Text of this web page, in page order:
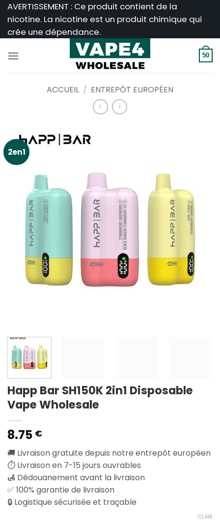
Passer
au
contenu
AVERTISSEMENT : Ce produit contient de la
nicotine. La nicotine est un produit chimique qui
crée une dépendance.
50
ACCUEIL / ENTREPÔT EUROPÉEN
2en1
Happ Bar SH150K 2in1 Disposable
Vape Wholesale
8.75 €
🚚 Livraison gratuite depuis notre entrepôt européen
⏱️ Livraison en 7-15 jours ouvrables
🛃 Dédouanement avant la livraison
✅ 100% garantie de livraison
🔒 Logistique sécurisée et traçable
CLAIR